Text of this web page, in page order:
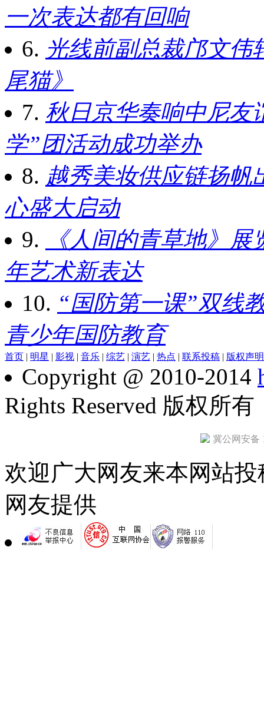
一次表达都有回响
6. 光线前副总裁邝文伟
尾猫》
7. 秋日京华奏响中尼友
学”团活动成功举办
8. 越秀美妆供应链扬帆
心盛大启动
9.
《人间的青草地》
年艺术新表达
10. “国防第一课”双线
青少年国防教育
首页 | 明星 | 影视 | 音乐 | 综艺 | 演艺 | 热点 | 联系投稿 | 版权声明
Copyright @ 2010-2014
Rights Reserved 版权所有
冀公网安备
欢迎广大网友来本网站
网友提供